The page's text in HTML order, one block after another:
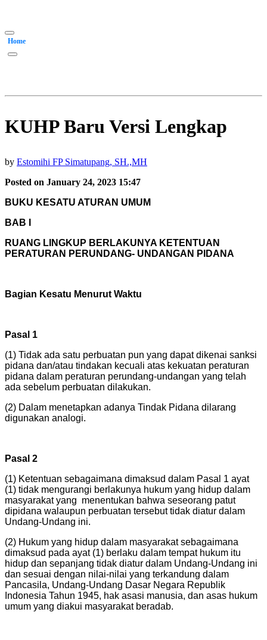
Home
KUHP Baru Versi Lengkap
by Estomihi FP Simatupang, SH.,MH
Posted on January 24, 2023 15:47
BUKU KESATU ATURAN UMUM
BAB I
RUANG LINGKUP BERLAKUNYA KETENTUAN
PERATURAN PERUNDANG- UNDANGAN PIDANA
Bagian Kesatu Menurut Waktu
Pasal 1
(1) Tidak ada satu perbuatan pun yang dapat dikenai sanksi
pidana dan/atau tindakan kecuali atas kekuatan peraturan
pidana dalam peraturan perundang-undangan yang telah
ada sebelum perbuatan dilakukan.
(2) Dalam menetapkan adanya Tindak Pidana dilarang
digunakan analogi.
Pasal 2
(1) Ketentuan sebagaimana dimaksud dalam Pasal 1 ayat
(1) tidak mengurangi berlakunya hukum yang hidup dalam
masyarakat yang menentukan bahwa seseorang patut
dipidana walaupun perbuatan tersebut tidak diatur dalam
Undang-Undang ini.
(2) Hukum yang hidup dalam masyarakat sebagaimana
dimaksud pada ayat (1) berlaku dalam tempat hukum itu
hidup dan sepanjang tidak diatur dalam Undang-Undang ini
dan sesuai dengan nilai-nilai yang terkandung dalam
Pancasila, Undang-Undang Dasar Negara Republik
Indonesia Tahun 1945, hak asasi manusia, dan asas hukum
umum yang diakui masyarakat beradab.